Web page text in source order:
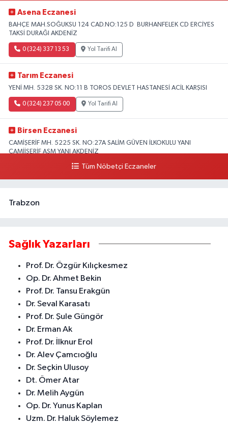
Asena Eczanesi
BAHÇE MAH.SOĞUKSU 124 CAD.NO:125 D BURHANFELEK CD ERCİYES
TAKSİ DURAĞI AKDENİZ
0 (324) 337 13 53 Yol Tarifi Al
Tarım Eczanesi
YENİ MH. 5328 SK. NO:11 B TOROS DEVLET HASTANESİ ACİL KARŞISI
0 (324) 237 05 00 Yol Tarifi Al
Birsen Eczanesi
CAMİŞERİF MH. 5225 SK. NO:27A SALİM GÜVEN İLKOKULU YANI
CAMİİŞERİF ASM YANI AKDENİZ
Yol Tarifi Al
Tüm Nöbetçi Eczaneler
Trabzon
Sağlık Yazarları
Prof. Dr. Özgür Kılıçkesmez
Op. Dr. Ahmet Bekin
Prof. Dr. Tansu Erakgün
Dr. Seval Karasatı
Prof. Dr. Şule Güngör
Dr. Erman Ak
Prof. Dr. İlknur Erol
Dr. Alev Çamcıoğlu
Dr. Seçkin Ulusoy
Dt. Ömer Atar
Dr. Melih Aygün
Op. Dr. Yunus Kaplan
Uzm. Dr. Haluk Söylemez